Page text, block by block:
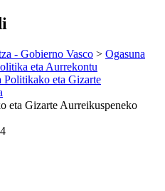
- Gobierno Vasco > Ogasuna
eta Aurrekontu
Politikako eta Gizarte
eta Gizarte Aurreikuspeneko